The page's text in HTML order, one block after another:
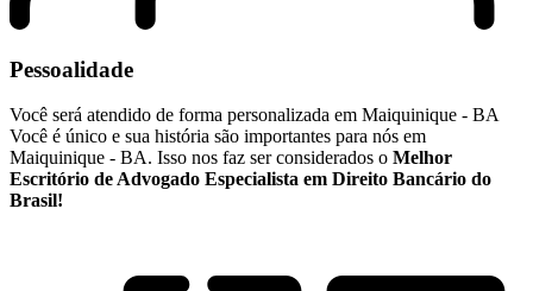
Pessoalidade
Você será atendido de forma personalizada em Maiquinique - BA
Você é único e sua história são importantes para nós em
Maiquinique - BA. Isso nos faz ser considerados o Melhor
Escritório de Advogado Especialista em Direito Bancário do
Brasil!